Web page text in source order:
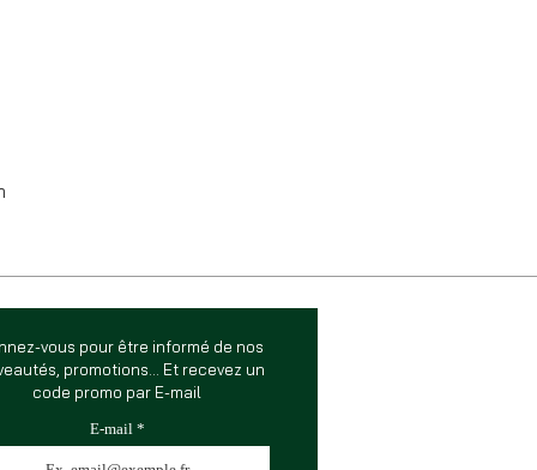
vous pour être informé de nos
promotions... Et recevez un
code promo par E-mail
E-mail